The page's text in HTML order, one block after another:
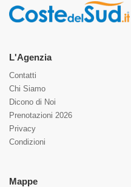
L'Agenzia
Contatti
Chi Siamo
Dicono di Noi
Prenotazioni 2026
Privacy
Condizioni
Mappe